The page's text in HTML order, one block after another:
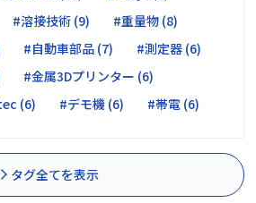
#溶接技術 (9)
#重量物 (8)
#自動車部品 (7)
#測定器 (6)
#金属3Dプリンター (6)
(6) #デモ機 (6) #帯電 (6)
タグ全てを表示